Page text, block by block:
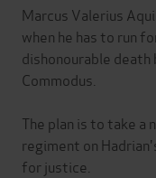
Marcus Valerius
when he has to run
dishonourable
Commodus.
The plan is to take a
regiment on
for justice.